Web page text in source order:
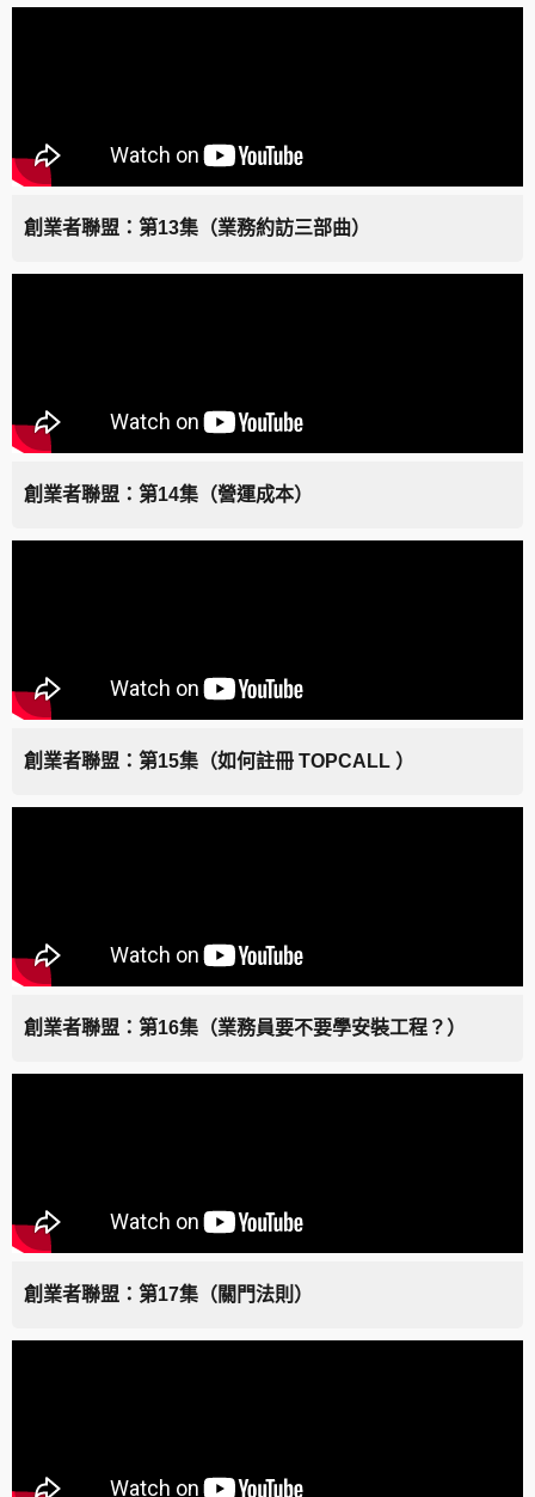
創業者聯盟：第13集（業務約訪三部曲）
創業者聯盟：第14集（營運成本）
創業者聯盟：第15集（如何註冊 TOPCALL ）
創業者聯盟：第16集（業務員要不要學安裝工程？）
創業者聯盟：第17集（關門法則）